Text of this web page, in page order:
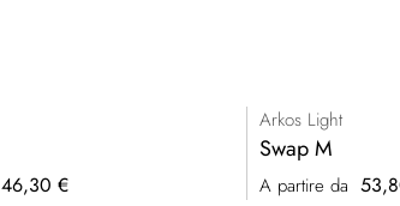
46,30 €
Arkos Light
Swap M
A partire da